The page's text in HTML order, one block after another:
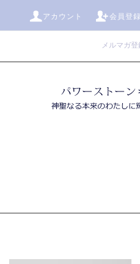
アカウント 会員登録
メルマガ